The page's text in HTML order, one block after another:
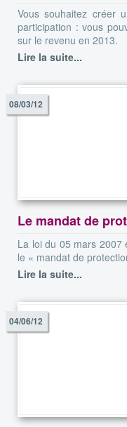
Vous souhaitez créer
participation : vous
sur le revenu en 2013.
Lire la suite...
08/03/12
Le mandat de
La loi du 05 mars 2007
le « mandat de
Lire la suite...
04/06/12